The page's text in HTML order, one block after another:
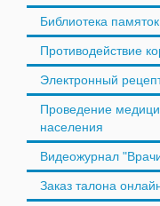
Библиотека
Противодействие
Электронный
Проведение
населения
Видеожурнал
Заказ талона